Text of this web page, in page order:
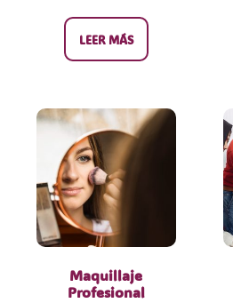
LEER MÁS
Maquillaje
Profesional